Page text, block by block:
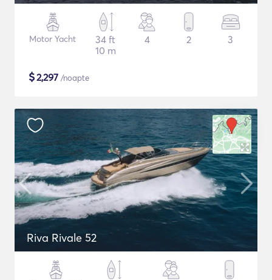
Motor Yacht
34 ft
10 m
4 2 3
$2,297 /noapte
Riva Rivale 52